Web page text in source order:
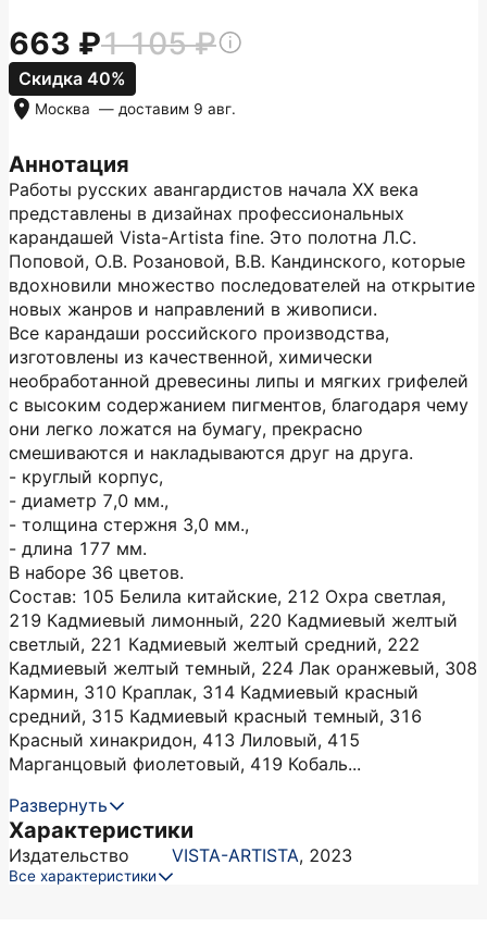
Аннотация
Работы русских авангардистов начала ХХ века
представлены в дизайнах профессиональных
карандашей Vista-Artista fine. Это полотна Л.С.
Поповой, О.В. Розановой, В.В. Кандинского, которые
вдохновили множество последователей на открытие
новых жанров и направлений в живописи.
Все карандаши российского производства,
изготовлены из качественной, химически
необработанной древесины липы и мягких грифелей
с высоким содержанием пигментов, благодаря чему
они легко ложатся на бумагу, прекрасно
смешиваются и накладываются друг на друга.
- круглый корпус,
- диаметр 7,0 мм.,
- толщина стержня 3,0 мм.,
- длина 177 мм.
В наборе 36 цветов.
Состав: 105 Белила китайские, 212 Охра светлая,
219 Кадмиевый лимонный, 220 Кадмиевый желтый
светлый, 221 Кадмиевый желтый средний, 222
Кадмиевый желтый темный, 224 Лак оранжевый, 308
Кармин, 310 Краплак, 314 Кадмиевый красный
средний, 315 Кадмиевый красный темный, 316
Красный хинакридон, 413 Лиловый, 415
Марганцовый фиолетовый, 419 Кобаль...
Развернуть
Характеристики
Издательство VISTA-ARTISTA, 2023
Все характеристики
663 1 105
Скидка 40%
Москва — доставим 9 авг.